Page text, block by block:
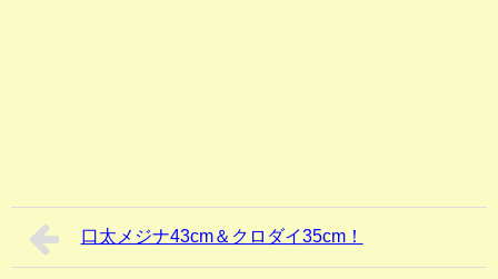
口太メジナ43cm＆クロダイ35cm！